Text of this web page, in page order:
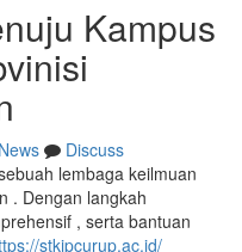
Kampus
News
Discuss
lembaga keilmuan
. Dengan langkah
, serta bantuan
stkipcurup.ac.id/